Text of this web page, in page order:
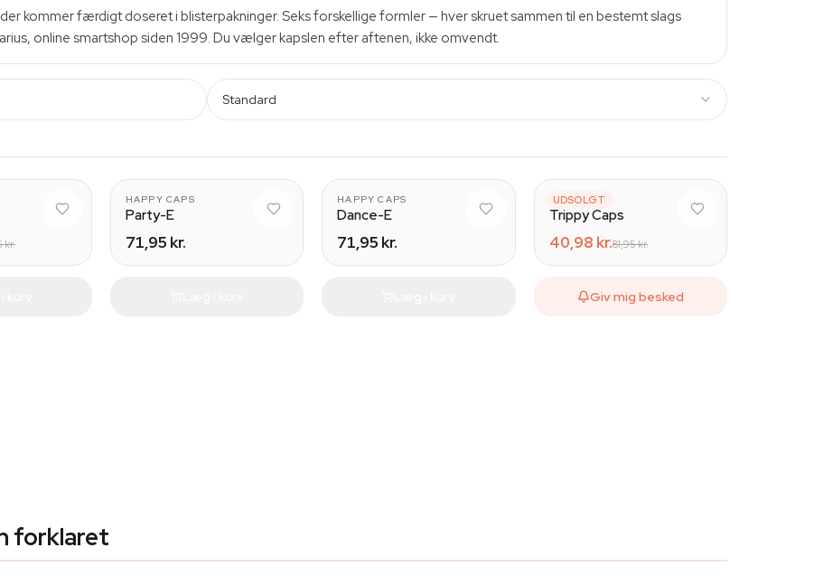
kommer færdigt doseret i blisterpakninger. Seks forskellige formler — hver skruet sammen til en bestemt slags
online smartshop siden 1999. Du vælger kapslen efter aftenen, ikke omvendt.
Standard
kr.
HAPPY CAPS
Party-E
71,95 kr.
HAPPY CAPS
Dance-E
71,95 kr.
UDSOLGT
AZARIUS
Trippy Caps
40,98 kr.81,95 kr.
Giv mig besked
forklaret